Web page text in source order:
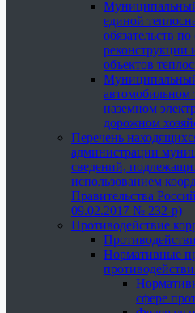
единой
обязательств по
реконструкции
объектов
автомобильном
наземном
дорожном
Перечень
администрации
сведений,
использованием
Правительства
09.02.2017 № 232-р)
Противодействие
Нормативные
сфере